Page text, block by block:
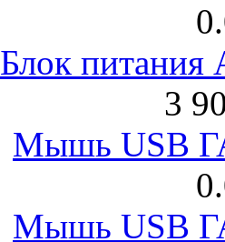
Блок питания
3
Мышь USB
Мышь USB